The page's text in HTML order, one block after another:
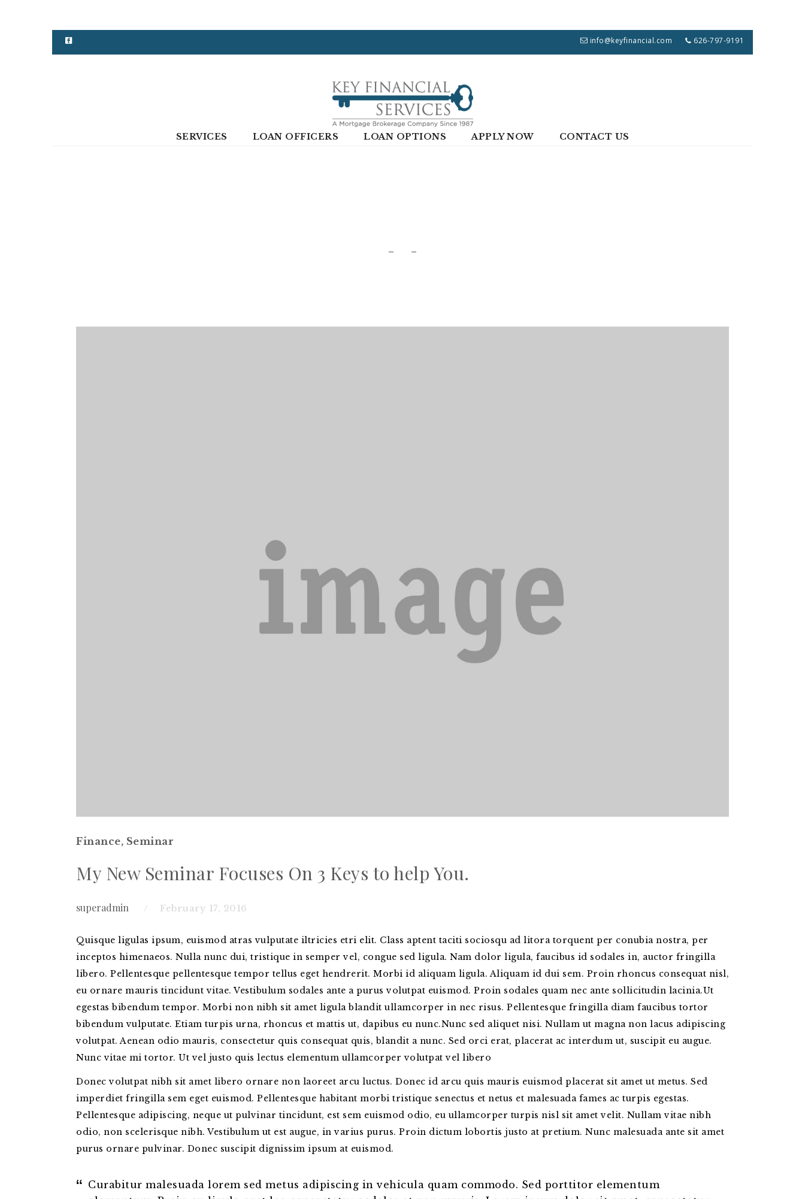
info@keyfinancial.com 626-797-9191
SERVICES LOAN OFFICERS LOAN OPTIONS APPLY NOW CONTACT US
Finance, Seminar
My New Seminar Focuses On 3 Keys to help You.
superadmin February 17, 2016
Quisque ligulas ipsum, euismod atras vulputate iltricies etri elit. Class aptent taciti sociosqu ad litora torquent per conubia nostra, per
inceptos himenaeos. Nulla nunc dui, tristique in semper vel, congue sed ligula. Nam dolor ligula, faucibus id sodales in, auctor fringilla
libero. Pellentesque pellentesque tempor tellus eget hendrerit. Morbi id aliquam ligula. Aliquam id dui sem. Proin rhoncus consequat nisl,
eu ornare mauris tincidunt vitae. Vestibulum sodales ante a purus volutpat euismod. Proin sodales quam nec ante sollicitudin lacinia.Ut
egestas bibendum tempor. Morbi non nibh sit amet ligula blandit ullamcorper in nec risus. Pellentesque fringilla diam faucibus tortor
bibendum vulputate. Etiam turpis urna, rhoncus et mattis ut, dapibus eu nunc.Nunc sed aliquet nisi. Nullam ut magna non lacus adipiscing
volutpat. Aenean odio mauris, consectetur quis consequat quis, blandit a nunc. Sed orci erat, placerat ac interdum ut, suscipit eu augue.
Nunc vitae mi tortor. Ut vel justo quis lectus elementum ullamcorper volutpat vel libero
Donec volutpat nibh sit amet libero ornare non laoreet arcu luctus. Donec id arcu quis mauris euismod placerat sit amet ut metus. Sed
imperdiet fringilla sem eget euismod. Pellentesque habitant morbi tristique senectus et netus et malesuada fames ac turpis egestas.
Pellentesque adipiscing, neque ut pulvinar tincidunt, est sem euismod odio, eu ullamcorper turpis nisl sit amet velit. Nullam vitae nibh
odio, non scelerisque nibh. Vestibulum ut est augue, in varius purus. Proin dictum lobortis justo at pretium. Nunc malesuada ante sit amet
purus ornare pulvinar. Donec suscipit dignissim ipsum at euismod.
Curabitur malesuada lorem sed metus adipiscing in vehicula quam commodo. Sed porttitor elementum